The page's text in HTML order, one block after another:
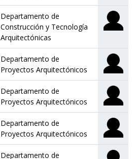
Departamento de
Construcción y Tecnología
Arquitectónicas
Departamento de
Proyectos Arquitectónicos
Departamento de
Proyectos Arquitectónicos
Departamento de
Proyectos Arquitectónicos
Departamento de